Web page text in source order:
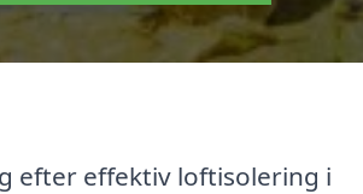
efter effektiv loftisolering i